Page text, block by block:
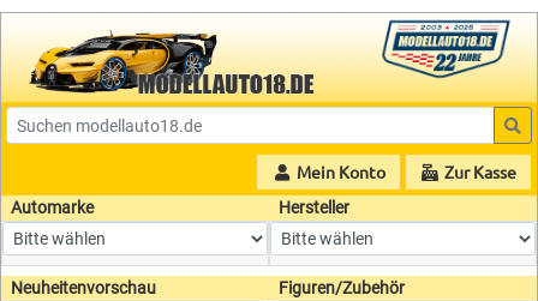
Mein Konto Zur Kasse
Automarke Hersteller
Neuheitenvorschau Figuren/Zubehör